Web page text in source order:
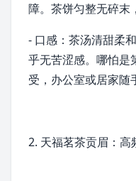
障。 茶饼匀整无碎末
- 口感：茶汤清甜柔
乎无苦涩感。哪怕是
受，办公室或居家随
2. 天福茗茶贡眉：高